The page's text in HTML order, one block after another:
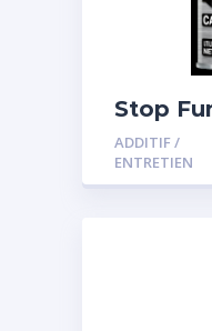
Stop
ADDITIF /
ENTRETIEN